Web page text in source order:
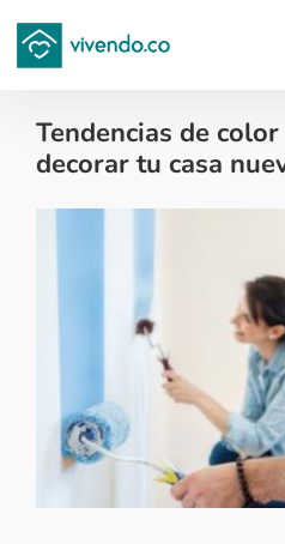
Tendencias de
decorar tu casa